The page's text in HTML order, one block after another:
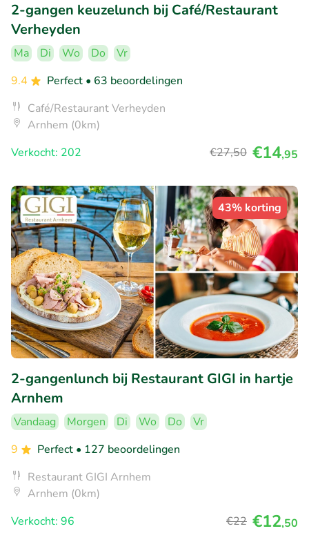
2-gangen keuzelunch bij Café/Restaurant
Verheyden
Ma Di Wo Do
Vr
9.4
Perfect • 63 beoordelingen
Café/Restaurant Verheyden
Arnhem (0km)
Verkocht: 202
€27,50 €14,95
43% korting
2-gangenlunch bij Restaurant GIGI in hartje
Arnhem
Vandaag Morgen Di Wo Do
Vr
9
Perfect • 127 beoordelingen
Restaurant GIGI Arnhem
Arnhem (0km)
Verkocht: 96
€22 €12,50